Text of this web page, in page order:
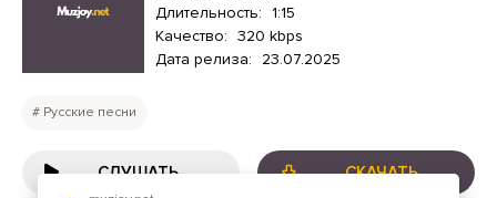
Длительность: 1:15
Качество: 320 kbps
Дата релиза:
23.07.2025
Русские песни
СЛУШАТЬ СКАЧАТЬ